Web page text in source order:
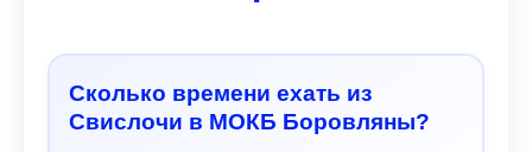
Сколько времени ехать из
Свислочи в МОКБ Боровляны?